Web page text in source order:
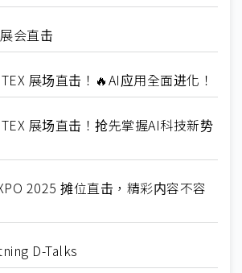
会直击
展场直击！🔥AI应用全面进化！
展场直击！抢先掌握AI科技新势
2025 摊位直击，精彩内容不容
D-Talks